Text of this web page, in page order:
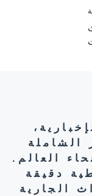
الشاملة
العالم.
دقيقة
الجارية